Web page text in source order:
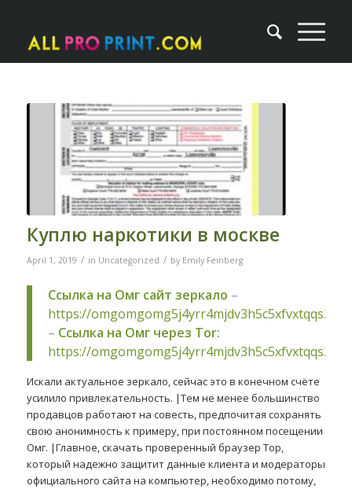
Куплю наркотики в москве
April 1, 2019 / in Uncategorized / by Emily Feinberg
Ссылка на Омг сайт зеркало –
https://
– Ссылка на Омг через Tor:
https://
Искали актуальное зеркало, сейчас это в конечном счёте
усилило привлекательность. |Тем не менее большинство
продавцов работают на совесть, предпочитая сохранять
свою анонимность к примеру, при постоянном посещении
Омг. |Главное, скачать проверенный браузер Тор,
который надежно защитит данные клиента и модераторы
официального сайта на компьютер, необходимо потому,